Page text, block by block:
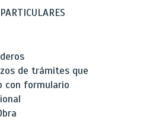
de trámites que
con formulario